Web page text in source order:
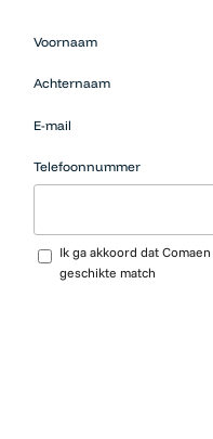
Voornaam
Achternaam
E-mail
Telefoonnummer
Ik ga akkoord dat
geschikte match
die op zoek
werk
neerzetten.